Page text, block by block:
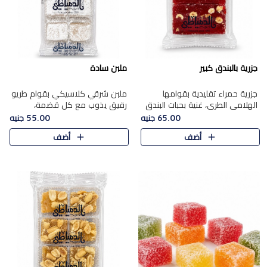
جزرية بالبندق كبير
جزرية حمراء تقليدية بقوامها
الهلامي الطري، غنية بحبات البندق
الفاخرة التي تضيف قرمشة راقية
إلى قوامها الناعم، لتقدم مزيجًا
متوازنًا من النكه..
65.00 جنيه
أضف
ملبن سادة
ملبن شرقي كلاسيكي بقوام طريو
رقيق يذوب مع كل قضمة،
مغطى بطبقة ناعمة من السكر
البودرة ليقدم المذاق الأصيل الذي
ارتبط بحلويات المولد التقليدي..
55.00 جنيه
أضف